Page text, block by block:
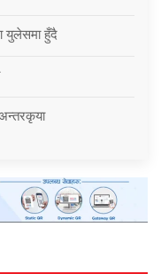
युलेसमा हुँदै